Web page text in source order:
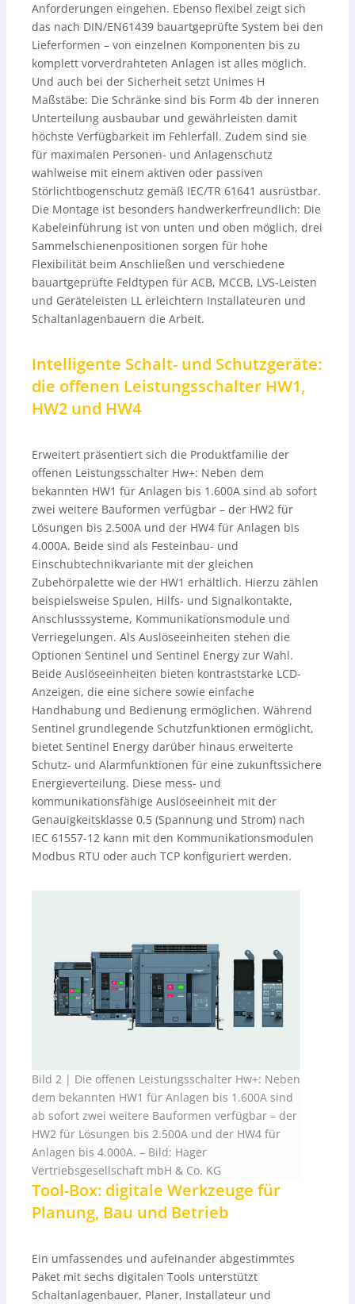
Anforderungen eingehen. Ebenso flexibel zeigt sich
das nach DIN/EN61439 bauartgeprüfte System bei den
Lieferformen – von einzelnen Komponenten bis zu
komplett vorverdrahteten Anlagen ist alles möglich.
Und auch bei der Sicherheit setzt Unimes H
Maßstäbe: Die Schränke sind bis Form 4b der inneren
Unterteilung ausbaubar und gewährleisten damit
höchste Verfügbarkeit im Fehlerfall. Zudem sind sie
für maximalen Personen- und Anlagenschutz
wahlweise mit einem aktiven oder passiven
Störlichtbogenschutz gemäß IEC/TR 61641 ausrüstbar.
Die Montage ist besonders handwerkerfreundlich: Die
Kabeleinführung ist von unten und oben möglich, drei
Sammelschienenpositionen sorgen für hohe
Flexibilität beim Anschließen und verschiedene
bauartgeprüfte Feldtypen für ACB, MCCB, LVS-Leisten
und Geräteleisten LL erleichtern Installateuren und
Schaltanlagenbauern die Arbeit.
Intelligente Schalt- und Schutzgeräte:
die offenen Leistungsschalter HW1,
HW2 und HW4
Erweitert präsentiert sich die Produktfamilie der
offenen Leistungsschalter Hw+: Neben dem
bekannten HW1 für Anlagen bis 1.600A sind ab sofort
zwei weitere Bauformen verfügbar – der HW2 für
Lösungen bis 2.500A und der HW4 für Anlagen bis
4.000A. Beide sind als Festeinbau- und
Einschubtechnikvariante mit der gleichen
Zubehörpalette wie der HW1 erhältlich. Hierzu zählen
beispielsweise Spulen, Hilfs- und Signalkontakte,
Anschlusssysteme, Kommunikationsmodule und
Verriegelungen. Als Auslöseeinheiten stehen die
Optionen Sentinel und Sentinel Energy zur Wahl.
Beide Auslöseeinheiten bieten kontraststarke LCD-
Anzeigen, die eine sichere sowie einfache
Handhabung und Bedienung ermöglichen. Während
Sentinel grundlegende Schutzfunktionen ermöglicht,
bietet Sentinel Energy darüber hinaus erweiterte
Schutz- und Alarmfunktionen für eine zukunftssichere
Energieverteilung. Diese mess- und
kommunikationsfähige Auslöseeinheit mit der
Genauigkeitsklasse 0,5 (Spannung und Strom) nach
IEC 61557-12 kann mit den Kommunikationsmodulen
Modbus RTU oder auch TCP konfiguriert werden.
Bild 2 | Die offenen Leistungsschalter Hw+: Neben
dem bekannten HW1 für Anlagen bis 1.600A sind
ab sofort zwei weitere Bauformen verfügbar – der
HW2 für Lösungen bis 2.500A und der HW4 für
Anlagen bis 4.000A. – Bild: Hager
Vertriebsgesellschaft mbH & Co. KG
Tool-Box: digitale Werkzeuge für
Planung, Bau und Betrieb
Ein umfassendes und aufeinander abgestimmtes
Paket mit sechs digitalen Tools unterstützt
Schaltanlagenbauer, Planer, Installateur und